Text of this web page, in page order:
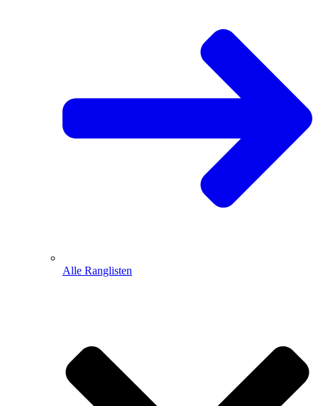
Alle Ranglisten